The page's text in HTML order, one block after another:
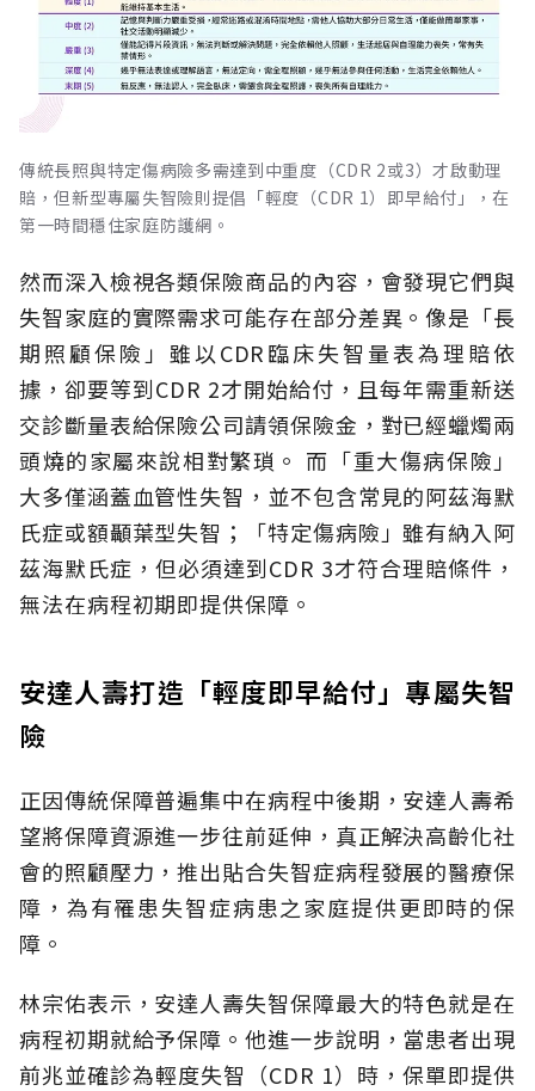
傳統長照與特定傷病險多需達到中重度（CDR 2或3）才啟動理
賠，但新型專屬失智險則提倡「輕度（CDR 1）即早給付」，在
第一時間穩住家庭防護網。
然而深入檢視各類保險商品的內容，會發現它們與
失智家庭的實際需求可能存在部分差異。像是「長
期照顧保險」雖以CDR臨床失智量表為理賠依
據，卻要等到CDR 2才開始給付，且每年需重新送
交診斷量表給保險公司請領保險金，對已經蠟燭兩
頭燒的家屬來說相對繁瑣。 而「重大傷病保險」
大多僅涵蓋血管性失智，並不包含常見的阿茲海默
氏症或額顳葉型失智；「特定傷病險」雖有納入阿
茲海默氏症，但必須達到CDR 3才符合理賠條件，
無法在病程初期即提供保障。
安達人壽打造「輕度即早給付」專屬失智
險
正因傳統保障普遍集中在病程中後期，安達人壽希
望將保障資源進一步往前延伸，真正解決高齡化社
會的照顧壓力，推出貼合失智症病程發展的醫療保
障，為有罹患失智症病患之家庭提供更即時的保
障。
林宗佑表示，安達人壽失智保障最大的特色就是在
病程初期就給予保障。他進一步說明，當患者出現
前兆並確診為輕度失智（CDR 1）時，保單即提供